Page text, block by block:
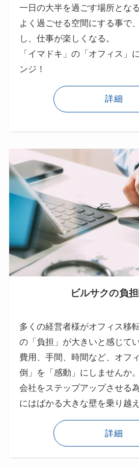
一日の大半を過ごす場所とな
よく過ごせる空間にする事で
し、仕事が楽しくなる。
「イマドキ」の「オフィス」
ンジ！
詳細
ビルサクの負
多くの経営者様がオフィス移
の「負担」が大きいと感じてい
費用、手間、時間など、オフ
倒」を「感動」にしませんか。
会社をステップアップさせる
にはばかる大きな壁を乗り越
詳細